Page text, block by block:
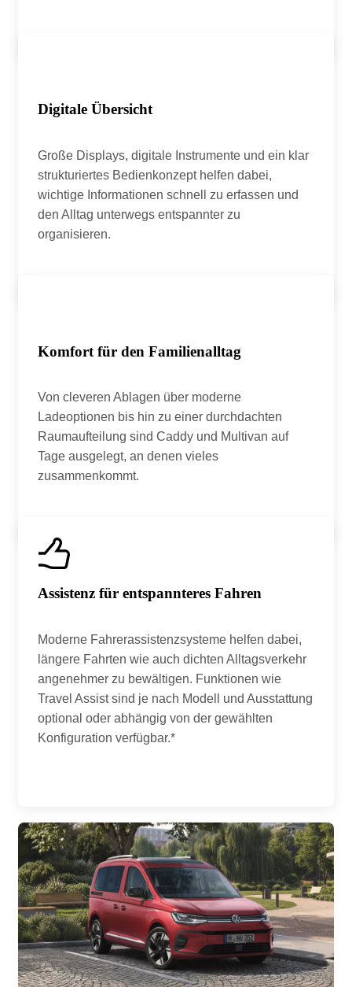
Digitale Übersicht
Große Displays, digitale Instrumente und ein klar
strukturiertes Bedienkonzept helfen dabei,
wichtige Informationen schnell zu erfassen und
den Alltag unterwegs entspannter zu
organisieren.
Komfort für den Familienalltag
Von cleveren Ablagen über moderne
Ladeoptionen bis hin zu einer durchdachten
Raumaufteilung sind Caddy und Multivan auf
Tage ausgelegt, an denen vieles
zusammenkommt.
Assistenz für entspannteres Fahren
Moderne Fahrerassistenzsysteme helfen dabei,
längere Fahrten wie auch dichten Alltagsverkehr
angenehmer zu bewältigen. Funktionen wie
Travel Assist sind je nach Modell und Ausstattung
optional oder abhängig von der gewählten
Konfiguration verfügbar.*